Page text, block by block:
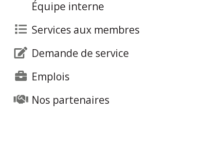
Équipe interne
Services aux membres
Demande de service
Emplois
Nos partenaires